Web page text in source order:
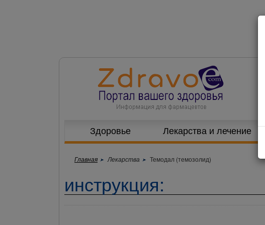
Здоровье Лекарства и лечение
Главная Лекарства Темодал (темозолид)
инструкция: